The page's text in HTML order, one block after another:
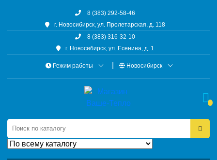
8 (383) 292-58-46
г. Новосибирск, ул. Пролетарская, д. 118
8 (383) 316-32-10
г. Новосибирск, ул. Есенина, д. 1
Режим работы Новосибирск